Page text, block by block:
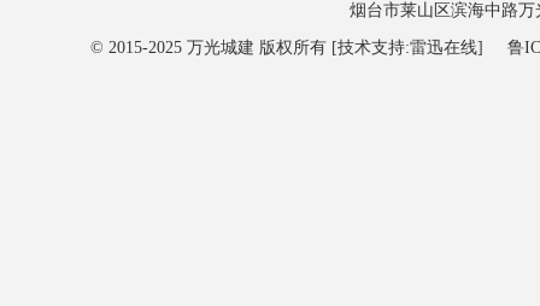
烟台市莱山区滨海中路
© 2015-2025 万光城建 版权所有 [技术支持:雷迅在线] 鲁